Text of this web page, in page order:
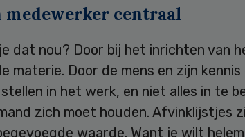
medewerker centraal
dat nou? Door bij het inrichten van
materie. Door de mens en zijn kennis
in het werk, en niet alles in te
zich moet houden. Afvinklijstjes
waarde. Want je wilt